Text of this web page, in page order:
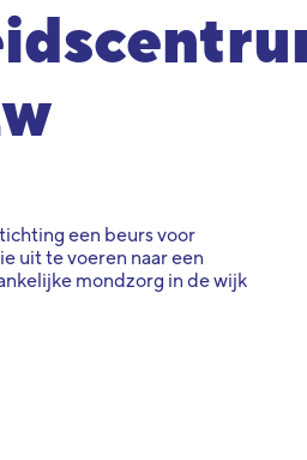
een beurs voor
uit te voeren naar een
mondzorg in de wijk